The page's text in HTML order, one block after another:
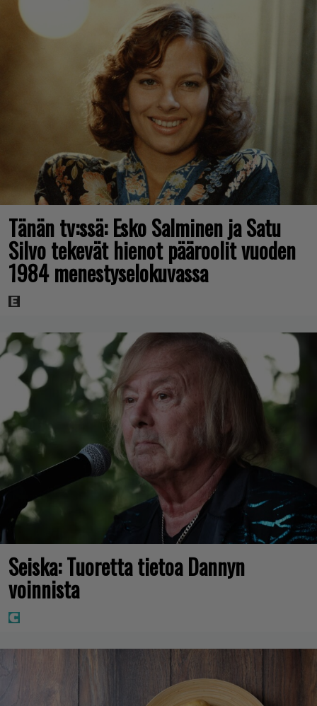
Tänän tv:ssä: Esko Salminen ja Satu
Silvo tekevät hienot pääroolit vuoden
1984 menestyselokuvassa
Seiska: Tuoretta tietoa Dannyn
voinnista